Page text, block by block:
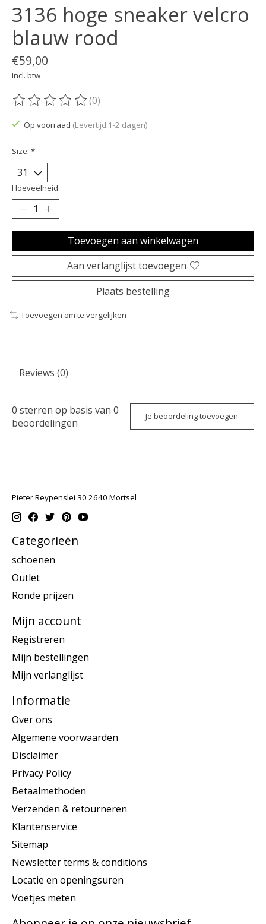
3136 hoge sneaker velcro
blauw rood
€59,00
Incl. btw
De beoordeling van dit product is
(0)
Op voorraad (Levertijd:1-2 dagen)
Size: *
Hoeveelheid:
Toevoegen aan winkelwagen
Aan verlanglijst toevoegen
Plaats bestelling
Toevoegen om te vergelijken
Reviews (0)
0 sterren op basis van 0
beoordelingen
Je beoordeling toevoegen
Pieter Reypenslei 30 2640 Mortsel
Categorieën
schoenen
Outlet
Ronde prijzen
Mijn account
Registreren
Mijn bestellingen
Mijn verlanglijst
Informatie
Over ons
Algemene voorwaarden
Disclaimer
Privacy Policy
Betaalmethoden
Verzenden & retourneren
Klantenservice
Sitemap
Newsletter terms & conditions
Locatie en openingsuren
Voetjes meten